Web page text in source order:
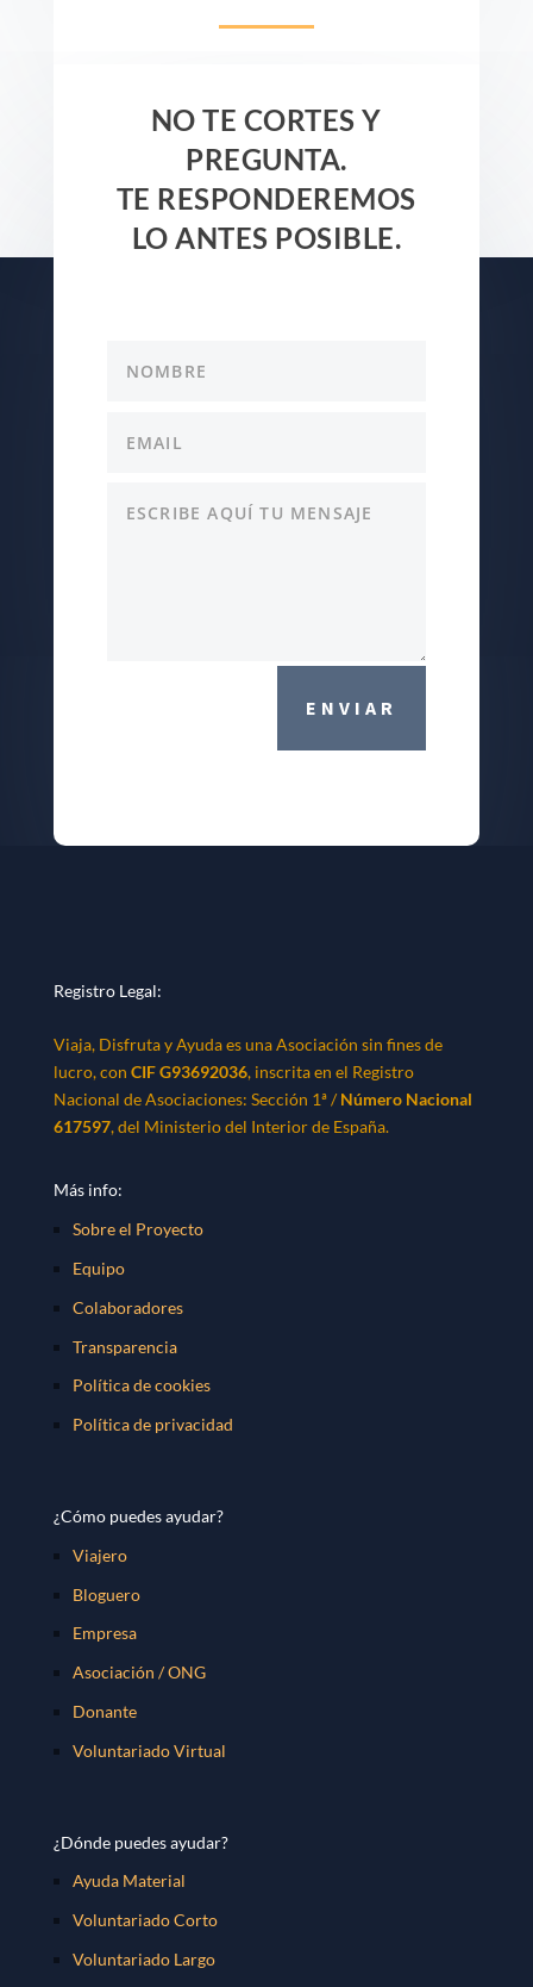
NO TE CORTES Y
PREGUNTA.
TE RESPONDEREMOS
LO ANTES POSIBLE.
ENVIAR
Registro Legal:
Viaja, Disfruta y Ayuda es una Asociación sin fines de
lucro, con CIF G93692036, inscrita en el Registro
Nacional de Asociaciones: Sección 1ª / Número Nacional
617597, del Ministerio del Interior de España.
Más info:
Sobre el Proyecto
Equipo
Colaboradores
Transparencia
Política de cookies
Política de privacidad
¿Cómo puedes ayudar?
Viajero
Bloguero
Empresa
Asociación / ONG
Donante
Voluntariado Virtual
¿Dónde puedes ayudar?
Ayuda Material
Voluntariado Corto
Voluntariado Largo